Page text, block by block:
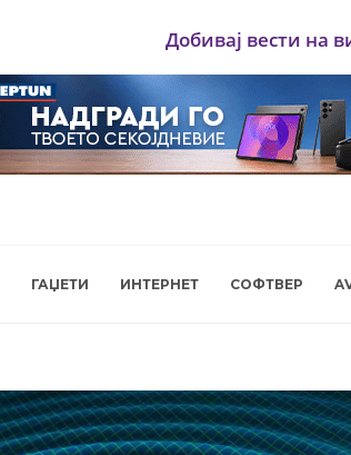
Добивај вести на
ГАЏЕТИ ИНТЕРНЕТ СОФТВЕР